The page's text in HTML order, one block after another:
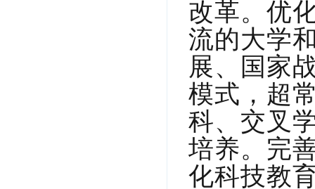
改革。优
流的大学
展、国家
模式，超
科、交叉
培养。完
化科技教